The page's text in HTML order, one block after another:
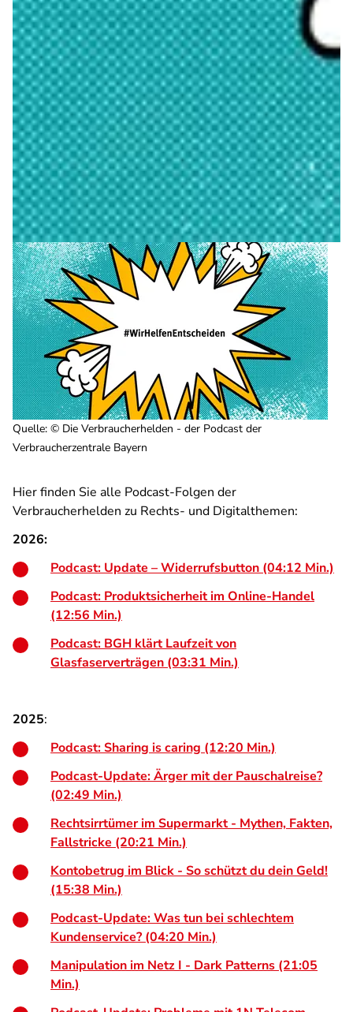
Quelle: © Die Verbraucherhelden - der Podcast der
Verbraucherzentrale Bayern
Hier finden Sie alle Podcast-Folgen der
Verbraucherhelden zu Rechts- und Digitalthemen:
2026:
Podcast: Update – Widerrufsbutton (04:12 Min.)
Podcast: Produktsicherheit im Online-Handel
(12:56 Min.)
Podcast: BGH klärt Laufzeit von
Glasfaserverträgen (03:31 Min.)
2025:
Podcast: Sharing is caring (12:20 Min.)
Podcast-Update: Ärger mit der Pauschalreise?
(02:49 Min.)
Rechtsirrtümer im Supermarkt - Mythen, Fakten,
Fallstricke (20:21 Min.)
Kontobetrug im Blick - So schützt du dein Geld!
(15:38 Min.)
Podcast-Update: Was tun bei schlechtem
Kundenservice? (04:20 Min.)
Manipulation im Netz I - Dark Patterns (21:05
Min.)